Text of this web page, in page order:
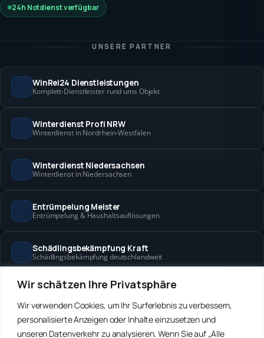
Wir schätzen Ihre Privatsphäre
Wir verwenden Cookies, um Ihr Surferlebnis zu verbessern,
personalisierte Anzeigen oder Inhalte einzusetzen und
unseren Datenverkehr zu analysieren. Wenn Sie auf „Alle
24h Notdienst verfügbar
UNSERE PARTNER
WinRei24 Dienstleistungen
Komplett-Dienstleister rund ums Objekt
Winterdienst Profi NRW
Winterdienst in Nordrhein-Westfalen
Winterdienst Niedersachsen
Winterdienst in Niedersachsen
Entrümpelung Meister
Entrümpelung & Haushaltsauflösungen
Schädlingsbekämpfung Kraft
Schädlingsbekämpfung deutschlandweit
Hanse Objektservice
Winterdienst Hansa